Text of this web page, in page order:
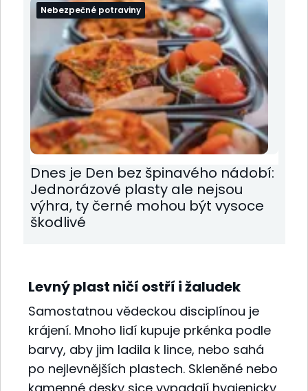
Nebezpečné potraviny
Dnes je Den bez špinavého nádobí:
Jednorázové plasty ale nejsou
výhra, ty černé mohou být vysoce
škodlivé
Levný plast ničí ostří i žaludek
Samostatnou vědeckou disciplínou je
krájení. Mnoho lidí kupuje prkénka podle
barvy, aby jim ladila k lince, nebo sahá
po nejlevnějších plastech. Skleněné nebo